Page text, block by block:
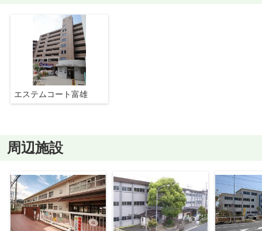
エステムコート富雄
周辺施設